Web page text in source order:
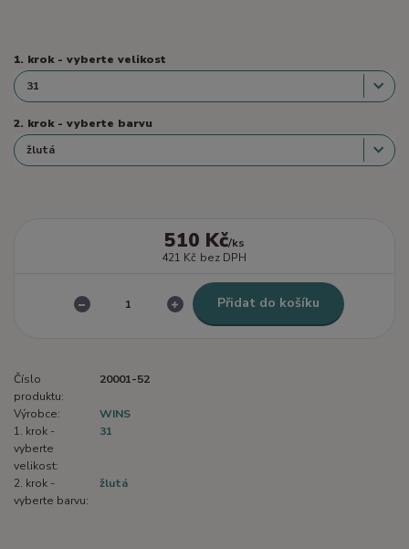
1. krok - vyberte velikost
2. krok - vyberte barvu
510 Kč/ks
421 Kč bez DPH
Přidat do košíku
Číslo
produktu:
20001-52
Výrobce:
WINS
1. krok -
vyberte
velikost:
31
2. krok -
vyberte barvu:
žlutá